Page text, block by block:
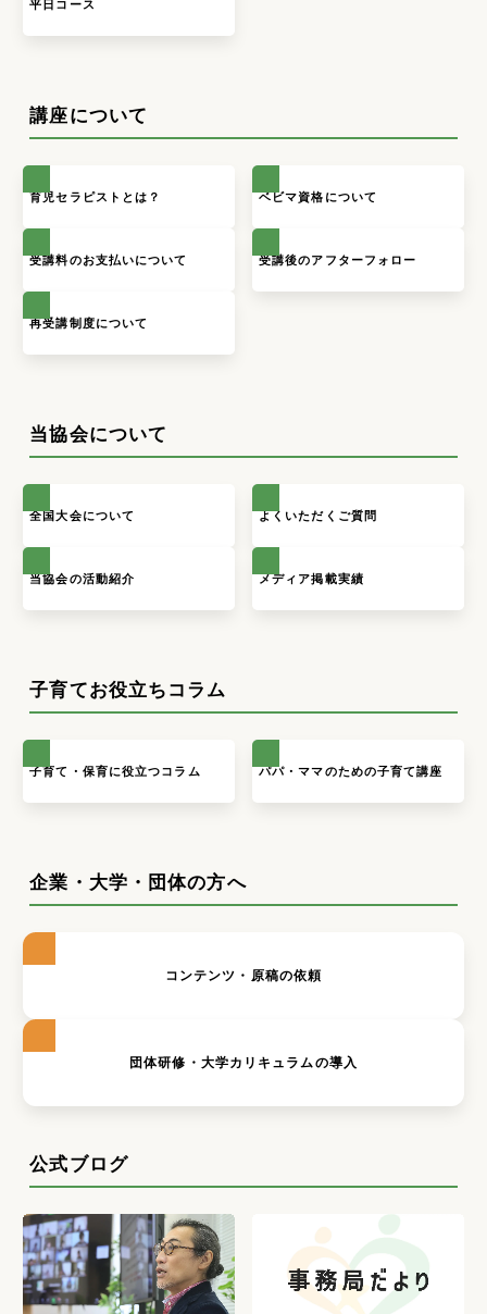
平日コース
講座について
育児セラピストとは？ ベビマ資格について
受講料のお支払いについて 受講後のアフターフォロー
再受講制度について
当協会について
全国大会について よくいただくご質問
当協会の活動紹介 メディア掲載実績
子育てお役立ちコラム
子育て・保育に役立つコラム パパ・ママのための子育て講座
企業・大学・団体の方へ
コンテンツ・原稿の依頼
団体研修・大学カリキュラムの導入
公式ブログ